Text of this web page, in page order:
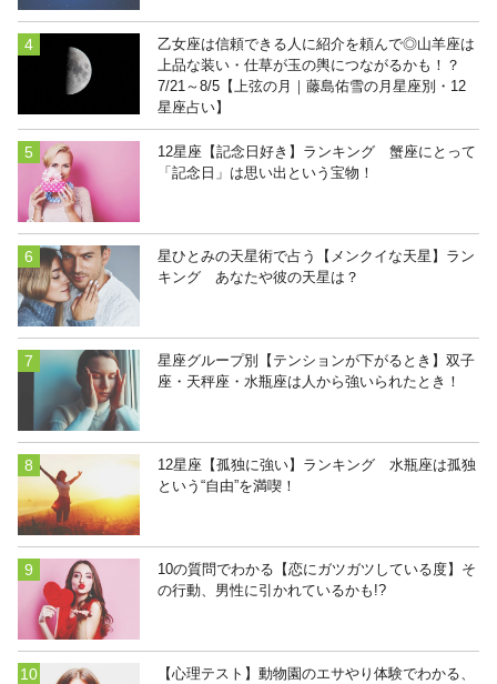
乙女座は信頼できる人に紹介を頼んで◎山羊座は
上品な装い・仕草が玉の輿につながるかも！？
7/21～8/5【上弦の月｜藤島佑雪の月星座別・12
星座占い】
12星座【記念日好き】ランキング 蟹座にとって
「記念日」は思い出という宝物！
星ひとみの天星術で占う【メンクイな天星】ラン
キング あなたや彼の天星は？
星座グループ別【テンションが下がるとき】双子
座・天秤座・水瓶座は人から強いられたとき！
12星座【孤独に強い】ランキング 水瓶座は孤独
という“自由”を満喫！
10の質問でわかる【恋にガツガツしている度】そ
の行動、男性に引かれているかも!?
【心理テスト】動物園のエサやり体験でわかる、